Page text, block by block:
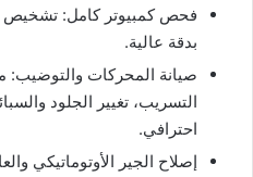
فحص كمبيوتر كامل: تشخيص
بدقة عالية.
صيانة المحركات والتوضيب:
التسريب، تغيير الجلود
احترافي.
إصلاح الجير الأوتوماتيكي